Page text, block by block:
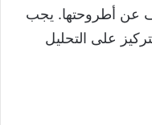
عن أطروحتها. يجب
على التحليل